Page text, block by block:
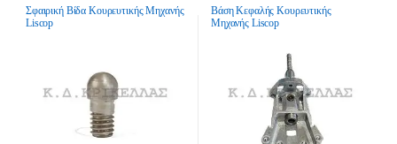
Σφαιρική Βίδα Κουρευτικής Μηχανής
Liscop
Βάση Κεφαλής Κουρευτικής
Μηχανής Liscop